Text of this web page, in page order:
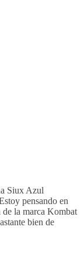
Siux Azul
pensando en
de la marca Kombat
bien de